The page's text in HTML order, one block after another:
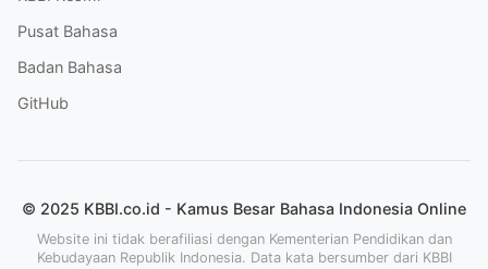
Pusat Bahasa
Badan Bahasa
GitHub
© 2025 KBBI.co.id - Kamus Besar Bahasa Indonesia Online
Website ini tidak berafiliasi dengan Kementerian Pendidikan dan
Kebudayaan Republik Indonesia. Data kata bersumber dari KBBI